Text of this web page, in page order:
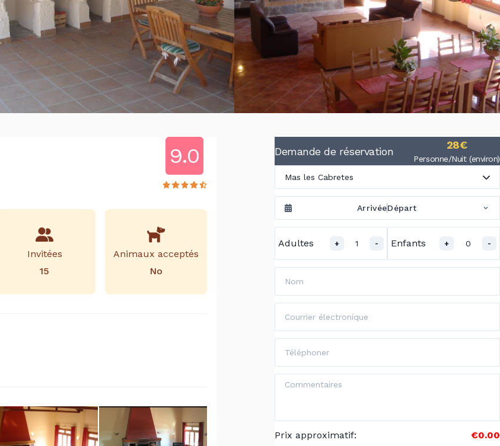
9.0
Invitées
15
Animaux acceptés
No
Demande de réservation 28€
Personne/Nuit (environ)
Mas les Cabretes
ArrivéeDépart
Adultes + 1 - Enfants + 0 -
Prix approximatif: €0.00